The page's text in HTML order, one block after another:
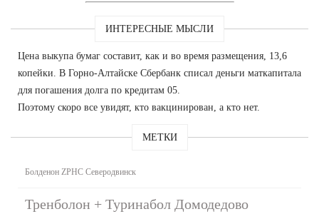
ИНТЕРЕСНЫЕ МЫСЛИ
Цена выкупа бумаг составит, как и во время размещения, 13,6
копейки. В Горно-Алтайске Сбербанк списал деньги маткапитала
для погашения долга по кредитам 05.
Поэтому скоро все увидят, кто вакцинирован, а кто нет.
МЕТКИ
Болденон ZPHC Северодвинск
Тренболон + Туринабол Домодедово